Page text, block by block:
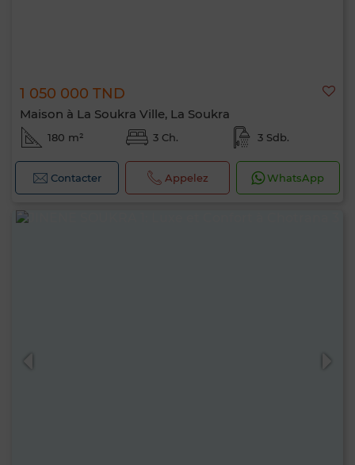
1 050 000 TND
Maison à La Soukra Ville, La Soukra
180 m² 3 Ch. 3 Sdb.
Contacter Appelez WhatsApp